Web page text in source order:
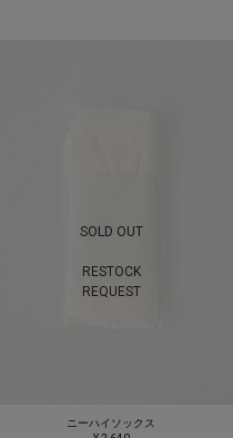
SOLD OUT
RESTOCK
REQUEST
ニーハイソックス